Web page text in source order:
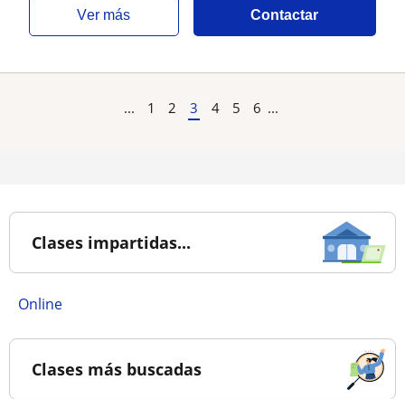
ver más Contactar
... 1 2 3 4 5 6 ...
Clases impartidas...
online
Clases más buscadas